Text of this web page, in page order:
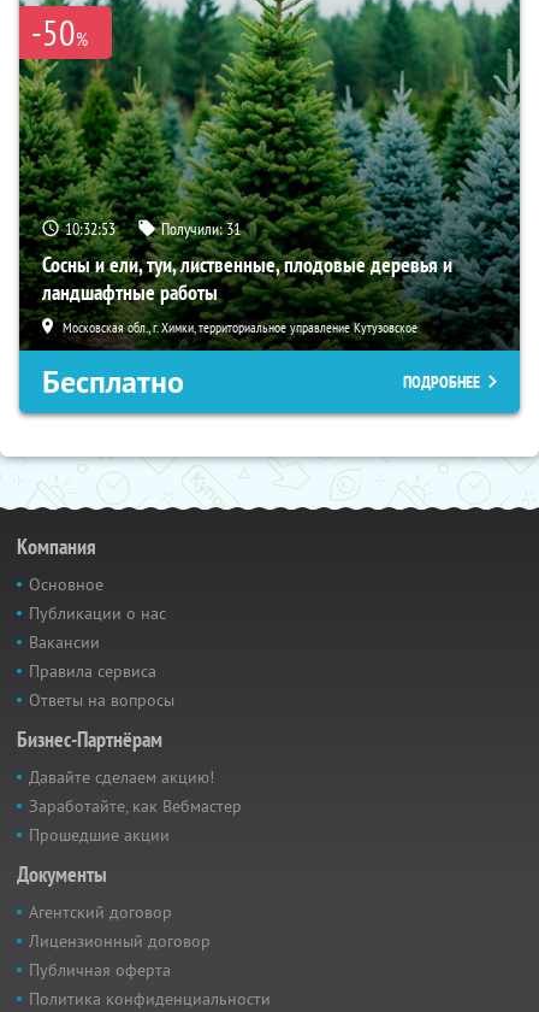
-50%
10:32:52 Получили:31
Сосны и ели, туи, лиственные, плодовые деревья и
ландшафтные работы
Московская обл., г. Химки, территориальное управление Кутузовское
Бесплатно ПОДРОБНЕЕ
Компания
Основное
Публикации о нас
Вакансии
Правила сервиса
Ответы на вопросы
Бизнес-Партнёрам
Давайте сделаем акцию!
Заработайте, как Вебмастер
Прошедшие акции
Документы
Агентский договор
Лицензионный договор
Публичная оферта
Политика конфиденциальности